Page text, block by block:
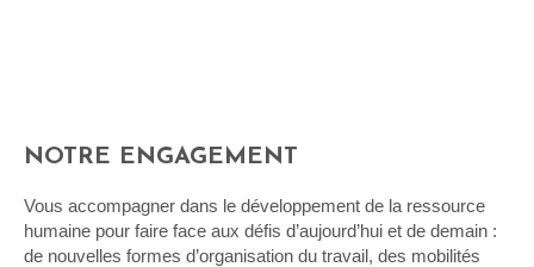
NOTRE ENGAGEMENT
Vous accompagner dans le développement de la ressource
humaine pour faire face aux défis d’aujourd’hui et de demain :
de nouvelles formes d’organisation du travail, des mobilités